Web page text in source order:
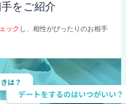
をご紹介
ック し、相性がぴったりのお相手